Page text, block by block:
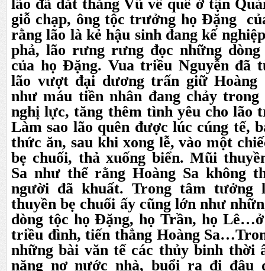
lão đã dắt thằng Vũ về quê ở tận
giỗ chạp, ông tộc trưởng họ Đặng
rằng lão là kẻ hậu sinh đang kế
phả, lão rưng rưng đọc những
của họ Đặng. Vua triều Nguyễn đã
lão vượt đại dương trấn giữ Hoàng
như máu tiền nhân đang chảy
nghị lực, tăng thêm tình yêu cho lão
Làm sao lão quên được lúc cúng tế,
thức ăn, sau khi xong lễ, vào một
bẹ chuối, thả xuống biển. Mũi
Sa như thể rằng Hoàng Sa không
người đã khuất. Trong tâm tưởng
thuyền bẹ chuối ấy cũng lớn như
dòng tộc họ Đặng, họ Trần, họ
triều đình, tiến thẳng Hoàng
những bài văn tế các thủy binh thời
nặng nợ nước nhà, buổi ra đi đâu